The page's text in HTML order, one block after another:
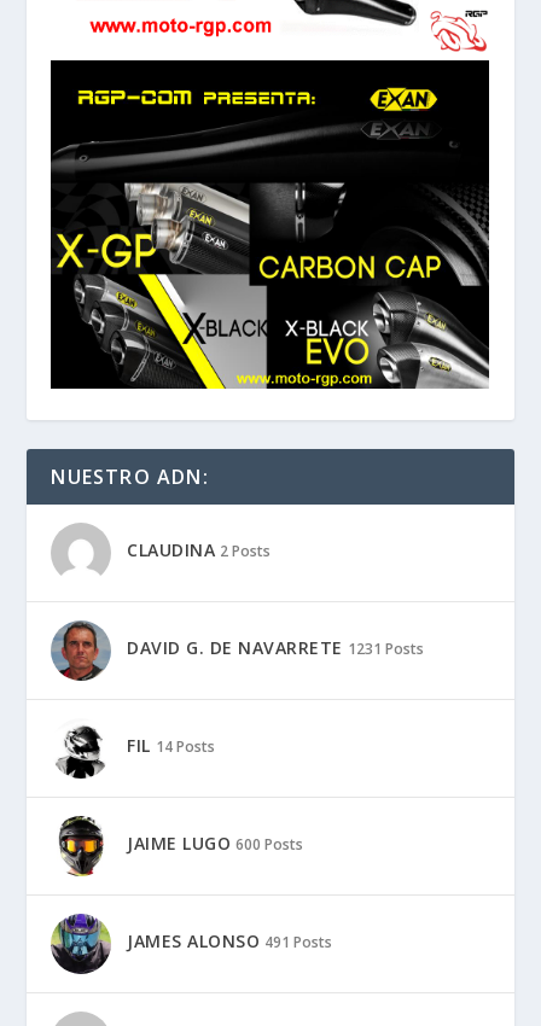
NUESTRO ADN:
CLAUDINA 2 Posts
DAVID G. DE NAVARRETE 1231 Posts
FIL 14 Posts
JAIME LUGO 600 Posts
JAMES ALONSO 491 Posts